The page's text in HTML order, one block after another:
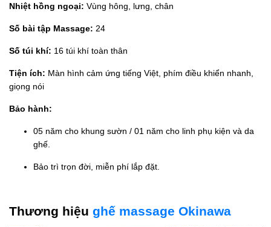
Nhiệt hồng ngoại: Vùng hông, lưng, chân
Số bài tập Massage: 24
Số túi khí: 16 túi khí toàn thân
Tiện ích: Màn hình cảm ứng tiếng Việt, phím điều khiển nhanh,
giọng nói
Bảo hành:
05 năm cho khung sườn / 01 năm cho linh phụ kiện và da
ghế.
Bảo trì trọn đời, miễn phí lắp đặt.
Thương hiệu ghế massage Okinawa